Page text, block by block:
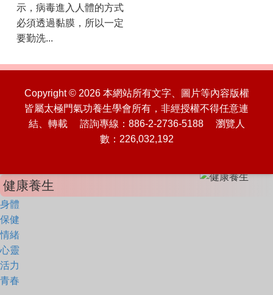
示，病毒進入人體的方式
必須透過黏膜，所以一定
要勤洗...
Copyright © 2026 本網站所有文字、圖片等內容版權
皆屬太極門氣功養生學會所有，非經授權不得任意連
結、轉載 諮詢專線：886-2-2736-5188 瀏覽人
數：226,032,192
健康養生
身體
保健
情緒
心靈
活力
青春